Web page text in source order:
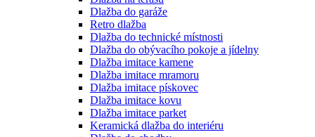
Dlažba do garáže
Retro dlažba
Dlažba do technické místnosti
Dlažba do obývacího pokoje a jídelny
Dlažba imitace kamene
Dlažba imitace mramoru
Dlažba imitace pískovec
Dlažba imitace kovu
Dlažba imitace parket
Keramická dlažba do interiéru